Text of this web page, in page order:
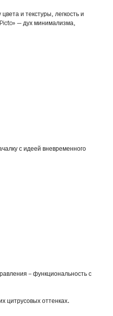
и текстуры, легкость и
— дух минимализма,
с идеей вневременного
– функциональность с
цитрусовых оттенках.